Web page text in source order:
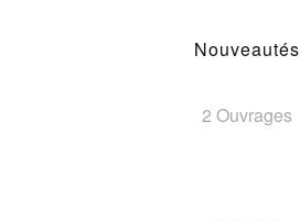
Nouveautés
2 Ouvrages